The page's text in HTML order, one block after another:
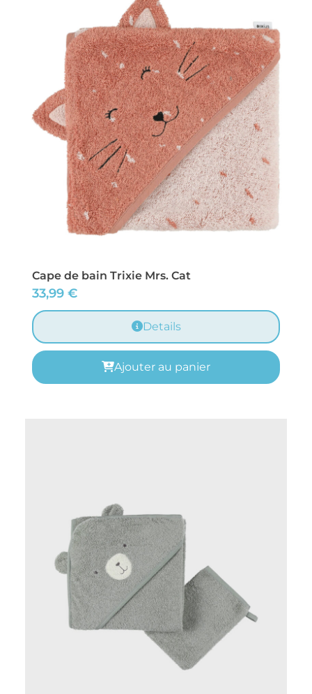
Cape de bain Trixie Mrs. Cat
33,99 €
Details
Ajouter au panier